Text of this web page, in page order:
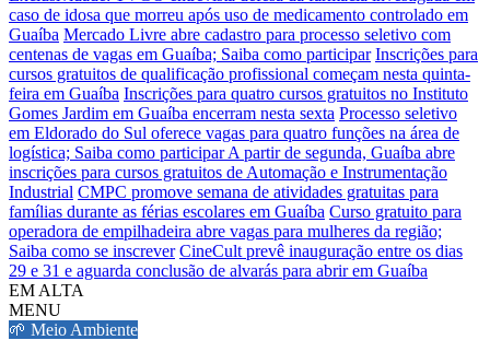
caso de idosa que morreu após uso de medicamento controlado em
Guaíba Mercado Livre abre cadastro para processo seletivo com
centenas de vagas em Guaíba; Saiba como participar Inscrições para
cursos gratuitos de qualificação profissional começam nesta quinta-
feira em Guaíba Inscrições para quatro cursos gratuitos no Instituto
Gomes Jardim em Guaíba encerram nesta sexta Processo seletivo
em Eldorado do Sul oferece vagas para quatro funções na área de
logística; Saiba como participarA partir de segunda, Guaíba abre
inscrições para cursos gratuitos de Automação e Instrumentação
Industrial CMPC promove semana de atividades gratuitas para
famílias durante as férias escolares em Guaíba Curso gratuito para
operadora de empilhadeira abre vagas para mulheres da região;
Saiba como se inscrever CineCult prevê inauguração entre os dias
29 e 31 e aguarda conclusão de alvarás para abrir em Guaíba
EM ALTA
MENU
🌱 Meio Ambiente